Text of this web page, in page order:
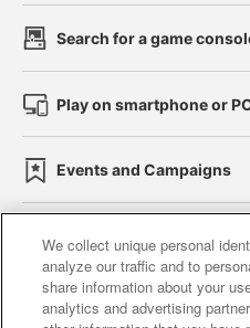
Search for a game
Play on smartphone or
Events and Campaigns
Affiliate Sustainability
Web accessibility
We collect unique personal
analyze our traffic and to
share information about your
analytics and advertising